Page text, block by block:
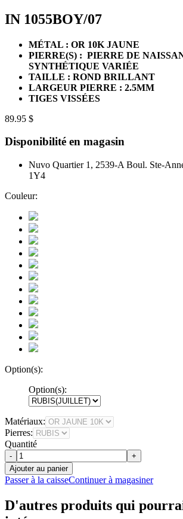
IN 1055BOY/07
MÉTAL : OR 10K JAUNE
PIERRE(S) : PIERRE DE
SYNTHÉTIQUE VARIÉE
TAILLE : ROND BRILLANT
LARGEUR PIERRE : 2.5MM
TIGES VISSÉES
89.95 $
Disponibilité en magasin
Nuvo Quartier 1, 2539-A Boul. Ste-
1Y4
Couleur:
Option(s):
Option(s):
Matériaux:
Pierres:
Quantité
-
+
Ajouter au panier
Passer à la caisseContinuer à magasiner
D'autres produits qui